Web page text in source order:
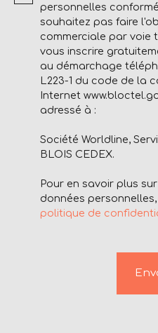
personnelles
souhaitez pas faire
commerciale par voie
vous inscrire
au démarchage
L223-1 du code de la
Internet
adressé à :
Société Worldline,
BLOIS CEDEX.
Pour en savoir plus
données
politique de